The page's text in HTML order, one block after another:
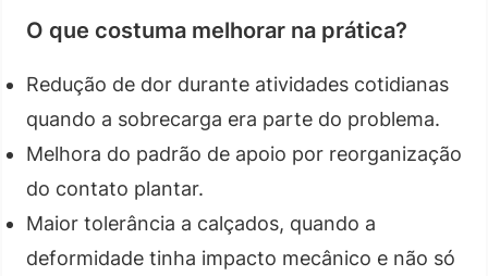
O que costuma melhorar na prática?
Redução de dor durante atividades cotidianas
quando a sobrecarga era parte do problema.
Melhora do padrão de apoio por reorganização
do contato plantar.
Maior tolerância a calçados, quando a
deformidade tinha impacto mecânico e não só